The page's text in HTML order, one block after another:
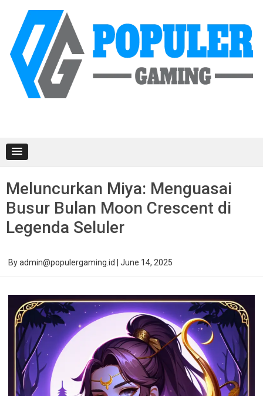
content
Meluncurkan Miya: Menguasai
Busur Bulan Moon Crescent di
Legenda Seluler
Byadmin@populergaming.id June 14, 2025